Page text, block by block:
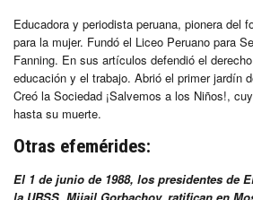
Educadora y periodista peruana, pionera del
para la mujer. Fundó el Liceo Peruano para
Fanning. En sus artículos defendió el
educación y el trabajo. Abrió el primer jardín
Creó la Sociedad ¡Salvemos a los Niños!,
hasta su muerte.
Otras efemérides:
El 1 de junio de 1988, los presidentes de